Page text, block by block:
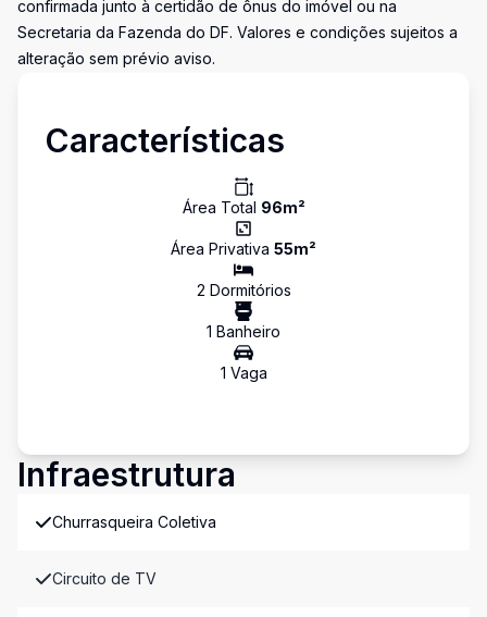
confirmada junto à certidão de ônus do imóvel ou na
Secretaria da Fazenda do DF. Valores e condições sujeitos a
alteração sem prévio aviso.
Características
Área Total 96m²
Área Privativa 55m²
2 Dormitórios
1 Banheiro
1 Vaga
Infraestrutura
Churrasqueira Coletiva
Circuito de TV